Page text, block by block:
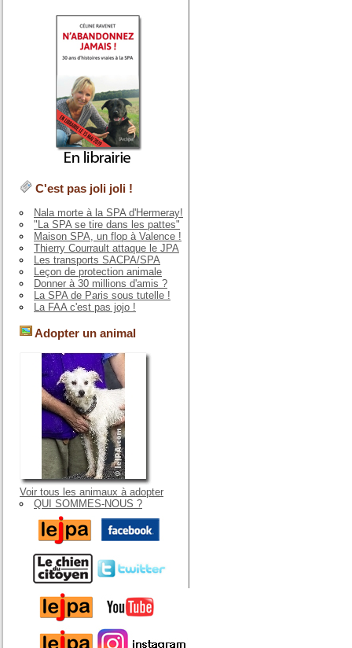
C'est pas joli joli !
Nala morte à la SPA d'Hermeray!
"La SPA se tire dans les pattes"
Maison SPA, un flop à Valence !
Thierry Courrault attaque le JPA
Les transports SACPA/SPA
Leçon de protection animale
Donner à 30 millions d'amis ?
La SPA de Paris sous tutelle !
La FAA c'est pas jojo !
Adopter un animal
Voir tous les animaux à adopter
QUI SOMMES-NOUS ?